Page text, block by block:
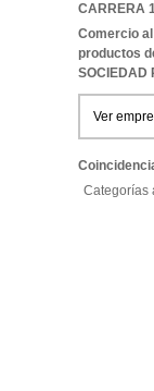
CARRERA
Comercio
productos
SOCIEDAD
Ver
Categorías